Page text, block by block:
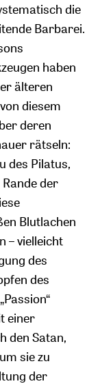
die
Barbarei.
haben
älteren
diesem
deren
rätseln:
des Pilatus,
der
Blutlachen
– vielleicht
des
des
einer
den Satan,
sie zu
der